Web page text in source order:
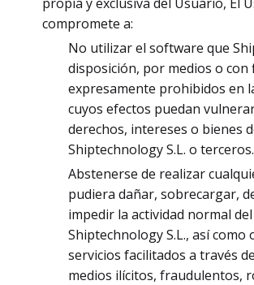
compromete a:
No utilizar el software que
disposición, por medios o con
expresamente prohibidos en
cuyos efectos puedan
derechos, intereses o bienes
Shiptechnology S.L. o terceros.
Abstenerse de realizar
pudiera dañar, sobrecargar,
impedir la actividad normal
Shiptechnology S.L., así como
servicios facilitados a través
medios ilícitos, fraudulentos,